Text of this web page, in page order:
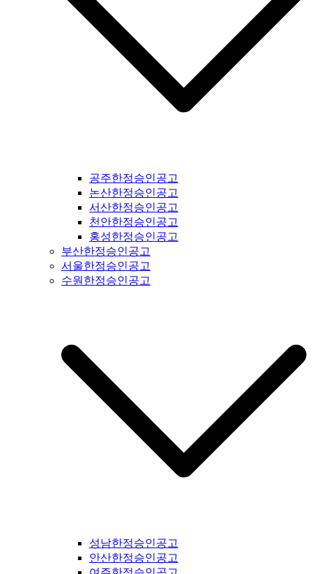
경산신문공고 #청도신문공고 #고령신문공고 #대구신문공고 #
울주신문공고 #울산신문공고 #부산신문공고 #기장신문공고 #
거창신문공고 #합천신문공고 #창녕신문공고 #밀양신문공고 #
창원신문공고 #김해신문공고 #의령신문공고 #진주신문공고 #
하동신문공고 #사천신문공고 #고성신문공고 #거제신문공고 #
통영신문공고 #남해신문공고 #서귀포신문공고 #제주도신문공
고 #경기도일간지공고 #연천군일간지공고 #포천시일간지공고
#동두천시일간지공고 #양주시일간지공고 #의정부시일간지공
시일간지공고 #경기도광주일간지공고 #광주시일간지공고 #양
평군일간지공고 #여주시일간지공고 #이천시일간지공고 #용인
시일간지공고 #수원시일간지공고 #화성시일간지공고 #오산시
일간지공고 #인천시일간지공고 #평택시일간지공고 #안성시일
간지공고 #평택시일간지공고 #안성시일간지공고 #대부도일간
지공고 #제부도일간지공고 #오이도일간지공고 #서울일간지공
고 #서울시일간지공고 #강서구일간지공고 #양천구일간지공고
#구로구일간지공고 #영등포구일간지공고 #금천구일간지공고
구일간지공고 #강북구일간지공고 #도봉구일간지공고 #노원구
일간지공고 #중랑구일간지공고 #강원도일간지공고 #철원군일
간지공고 #양구군일간지공고 #인제군일간지공고 #고성군일간
지공고 #속초시일간지공고 #양양군일간지공고 #홍천군일간지
공고 #화천군일간지공고 #춘천시일간지공고 #횡성군일간지공
고 #원주시일간지공고 #평창군일간지공고 #정선군일간지공고
#강릉시일간지공고 #동해시일간지공고 #삼척시일간지공고 #
태백시일간지공고 #영월군일간지공고 #충북일간지공고 #충청
북도일간지공고 #제천시일간지공고 #단양군일간지공고 #충주
시일간지공고 #괴산군일간지공고 #음성군일간지공고 #진천군
고 #예산군일간지공고 #아산시일간지공고 #천안시일간지공고
#청양군일간지공고 #안면도일간지공고 #보령시일간지공고 #
공주한정승인공고
논산한정승인공고
서산한정승인공고
천안한정승인공고
홍성한정승인공고
부산한정승인공고
서울한정승인공고
수원한정승인공고
성남한정승인공고
안산한정승인공고